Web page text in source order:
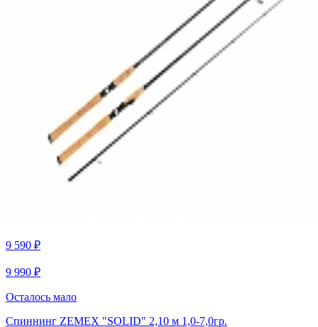
9 590 ₽
9 990 ₽
Осталось мало
Спиннинг ZEMEX "SOLID" 2,10 м 1,0-7,0гр.